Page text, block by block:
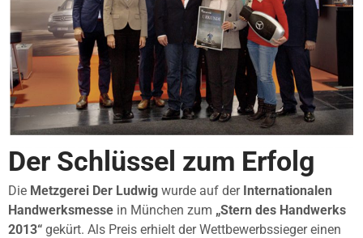
Der Schlüssel zum Erfolg
Die Metzgerei Der Ludwig wurde auf der Internationalen
Handwerksmesse in München zum „Stern des Handwerks
2013“ gekürt. Als Preis erhielt der Wettbewerbssieger einen